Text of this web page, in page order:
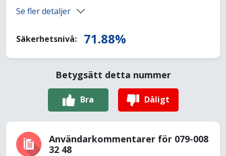
Se fler detaljer
Säkerhetsnivå: 71.88%
Betygsätt detta nummer
Bra Dåligt
Användarkommentarer för 079-008
32 48